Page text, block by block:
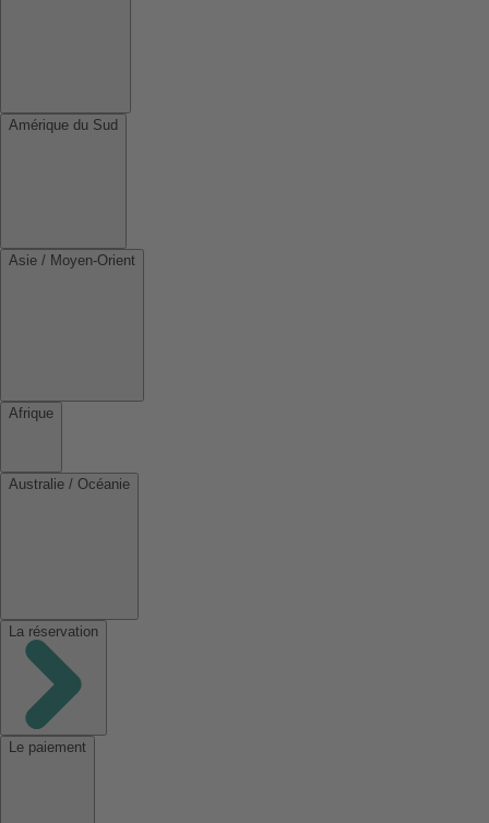
Amérique du Sud
Asie / Moyen-Orient
Afrique
Australie / Océanie
La réservation
Le paiement